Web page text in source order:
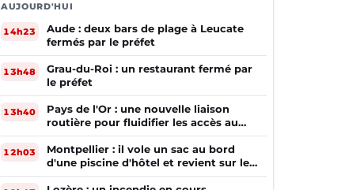
AUJOURD'HUI
14h23
Aude : deux bars de plage à Leucate
fermés par le préfet
13h48
Grau-du-Roi : un restaurant fermé par
le préfet
13h40
Pays de l'Or : une nouvelle liaison
routière pour fluidifier les accès au
PIOM
12h03
Montpellier : il vole un sac au bord
d'une piscine d'hôtel et revient sur les
lieux le lendemain